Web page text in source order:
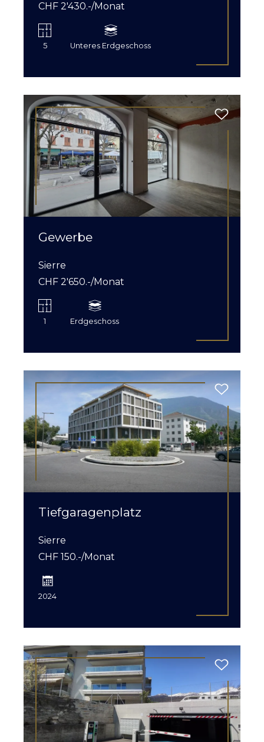
CHF 2'430.-/Monat
5 Unteres Erdgeschoss
Gewerbe
Sierre
CHF 2'650.-/Monat
1 Erdgeschoss
Tiefgaragenplatz
Sierre
CHF 150.-/Monat
2024